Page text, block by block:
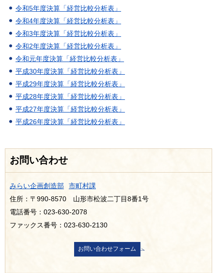
令和5年度決算「経営比較分析表」
令和4年度決算「経営比較分析表」
令和3年度決算「経営比較分析表」
令和2年度決算「経営比較分析表」
令和元年度決算「経営比較分析表」
平成30年度決算「経営比較分析表」
平成29年度決算「経営比較分析表」
平成28年度決算「経営比較分析表」
平成27年度決算「経営比較分析表」
平成26年度決算「経営比較分析表」
お問い合わせ
みらい企画創造部
市町村課
住所：〒990-8570 山形市松波二丁目8番1号
電話番号：023-630-2078
ファックス番号：023-630-2130